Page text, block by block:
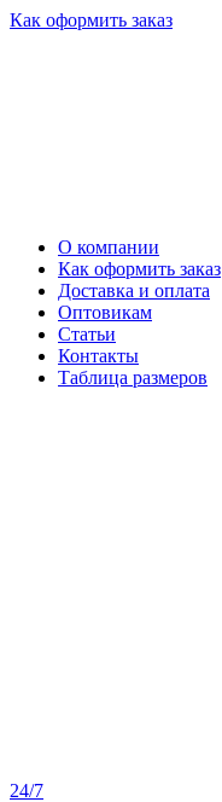
Как оформить заказ
О компании
Как оформить заказ
Доставка и оплата
Оптовикам
Статьи
Контакты
Таблица размеров
24/7